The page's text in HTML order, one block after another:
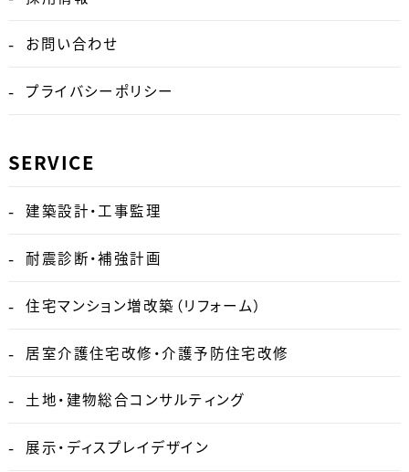
お問い合わせ
プライバシーポリシー
SERVICE
建築設計・工事監理
耐震診断・補強計画
住宅マンション増改築（リフォーム）
居室介護住宅改修・介護予防住宅改修
土地・建物総合コンサルティング
展示・ディスプレイデザイン